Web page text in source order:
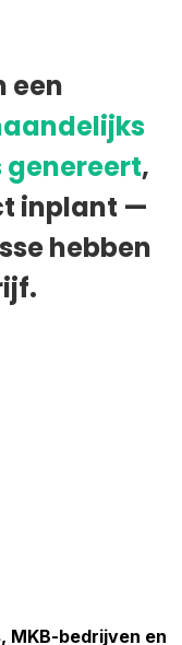
een
genereert,
inplant —
hebben
bedrijven en